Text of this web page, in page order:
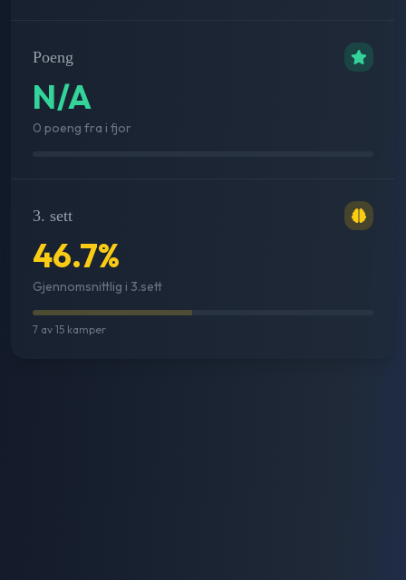
Poeng
N/A
0 poeng fra i fjor
3. sett
46.7%
Gjennomsnittlig i 3.sett
7 av 15 kamper